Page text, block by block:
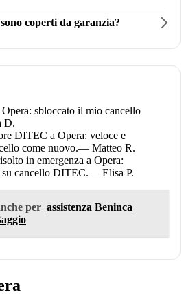
coperti da garanzia?
sbloccato il mio cancello
D.
DITEC a Opera: veloce e
come nuovo.— Matteo R.
in emergenza a Opera:
cancello DITEC.— Elisa P.
per assistenza Beninca